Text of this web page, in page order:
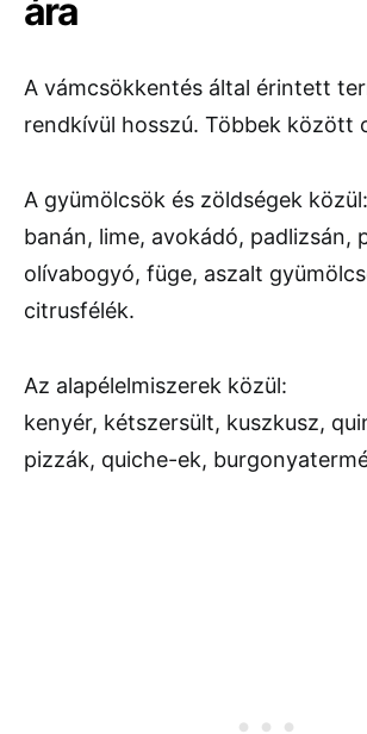
ára
A vámcsökkentés által érintett
rendkívül hosszú. Többek között
A gyümölcsök és zöldségek közül:
banán, lime, avokádó, padlizsán,
olívabogyó, füge, aszalt
citrusfélék.
Az alapélelmiszerek közül:
kenyér, kétszersült, kuszkusz,
pizzák, quiche-ek,